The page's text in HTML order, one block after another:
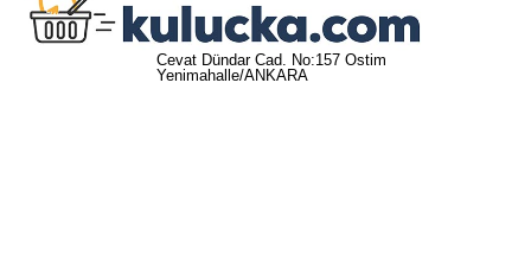
Cevat Dündar Cad. No:157 Ostim
Yenimahalle/ANKARA